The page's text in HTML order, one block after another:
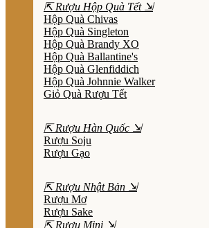
⇱ Rượu Hộp Quà Tết ⇲
Hộp Quà Chivas
Hộp Quà Singleton
Hộp Quà Brandy XO
Hộp Quà Ballantine's
Hộp Quà Glenfiddich
Hộp Quà Johnnie Walker
Giỏ Quà Rượu Tết
⇱ Rượu Hàn Quốc ⇲
Rượu Soju
Rượu Gạo
⇱ Rượu Nhật Bản ⇲
Rượu Mơ
Rượu Sake
⇱ Rượu Mini ⇲